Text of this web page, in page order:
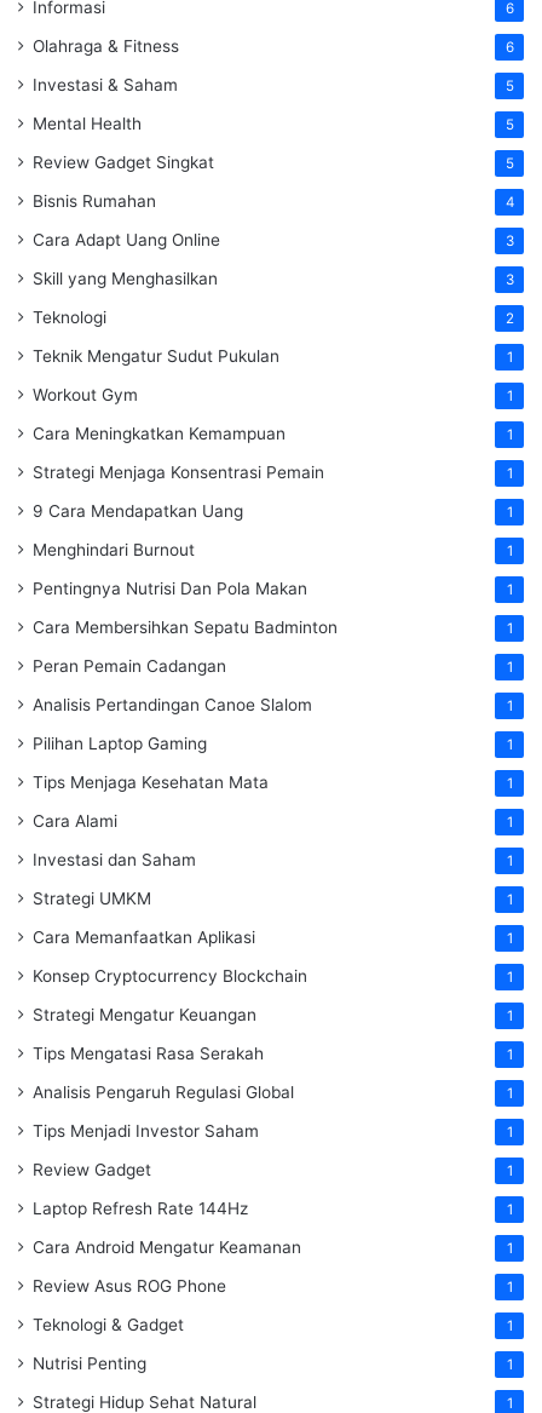
Informasi 6
Olahraga & Fitness 6
Investasi & Saham 5
Mental Health 5
Review Gadget Singkat 5
Bisnis Rumahan 4
Cara Adapt Uang Online 3
Skill yang Menghasilkan 3
Teknologi 2
Teknik Mengatur Sudut Pukulan 1
Workout Gym 1
Cara Meningkatkan Kemampuan 1
Strategi Menjaga Konsentrasi Pemain 1
9 Cara Mendapatkan Uang 1
Menghindari Burnout 1
Pentingnya Nutrisi Dan Pola Makan 1
Cara Membersihkan Sepatu Badminton 1
Peran Pemain Cadangan 1
Analisis Pertandingan Canoe Slalom 1
Pilihan Laptop Gaming 1
Tips Menjaga Kesehatan Mata 1
Cara Alami 1
Investasi dan Saham 1
Strategi UMKM 1
Cara Memanfaatkan Aplikasi 1
Konsep Cryptocurrency Blockchain 1
Strategi Mengatur Keuangan 1
Tips Mengatasi Rasa Serakah 1
Analisis Pengaruh Regulasi Global 1
Tips Menjadi Investor Saham 1
Review Gadget 1
Laptop Refresh Rate 144Hz 1
Cara Android Mengatur Keamanan 1
Review Asus ROG Phone 1
Teknologi & Gadget 1
Nutrisi Penting 1
Strategi Hidup Sehat Natural 1